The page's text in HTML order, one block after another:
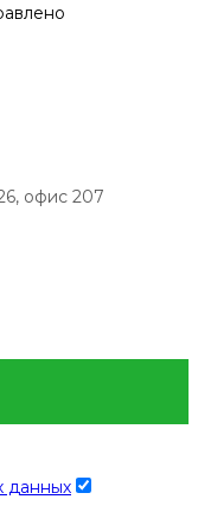
офис 207
данных